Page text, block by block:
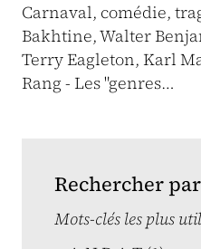
Carnaval, comédie,
Bakhtine, Walter
Terry Eagleton, Karl
Rang - Les "genres…
Rechercher
Mots-clés les plus